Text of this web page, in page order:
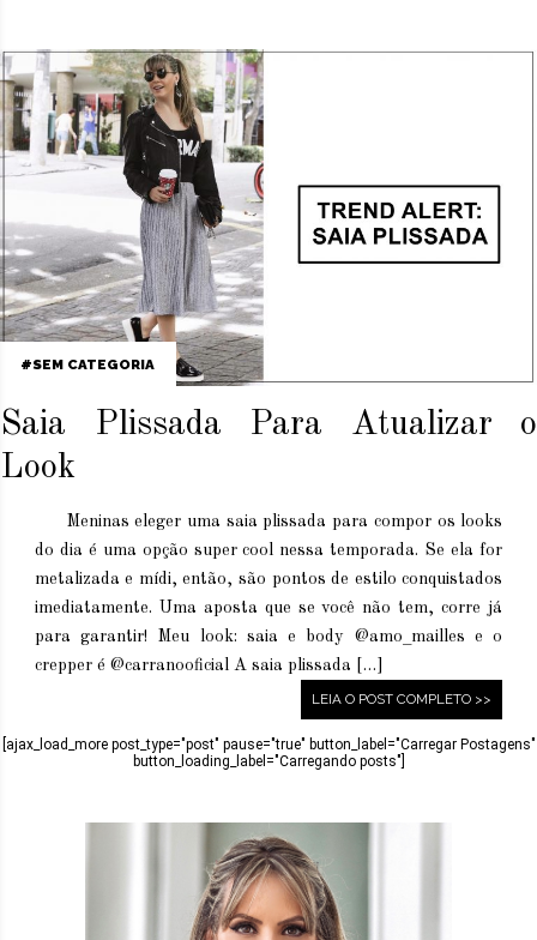
SEM CATEGORIA
Saia Plissada Para Atualizar o
Look
Meninas eleger uma saia plissada para compor os looks
do dia é uma opção super cool nessa temporada. Se ela for
metalizada e mídi, então, são pontos de estilo conquistados
imediatamente. Uma aposta que se você não tem, corre já
para garantir! Meu look: saia e body @amo_mailles e o
crepper é @carranooficial A saia plissada […]
LEIA O POST COMPLETO >>
[ajax_load_more post_type="post" pause="true" button_label="Carregar Postagens"
button_loading_label="Carregando posts"]